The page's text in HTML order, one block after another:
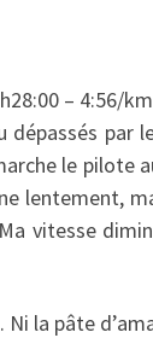
– 4:56/
par
le pilote
lentement,
vitesse
la pâte